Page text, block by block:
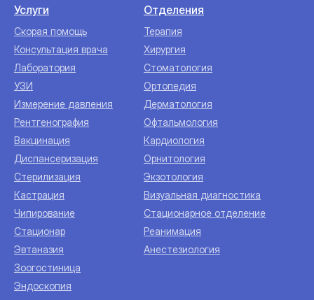
Эндоскопия
Зоогостиница
Эвтаназия
Стационар
Чипирование
Анестезиология
Реанимация
Стационарное отделение
Визуальная диагностика
Экзотология
Орнитология
Кардиология
Офтальмология
Отделения
Терапия
Хирургия
Стоматология
Ортопедия
Дерматология
Скорая помощь
Консультация врача
Лаборатория
УЗИ
Измерение давления
Рентгенография
Вакцинация
Диспансеризация
Стерилизация
Кастрация
Услуги